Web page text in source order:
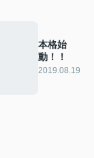
本格始
動！！
2019.08.19